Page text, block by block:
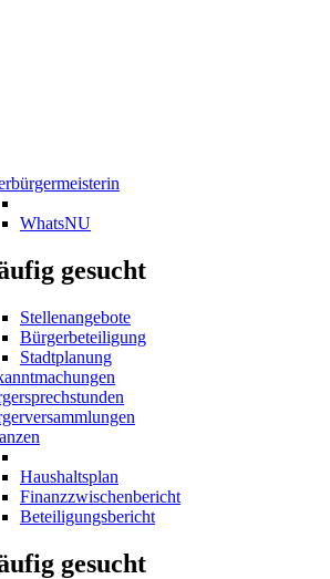
WhatsNU
gesucht
Stellenangebote
Bürgerbeteiligung
Stadtplanung
Haushaltsplan
Finanzzwischenbericht
Beteiligungsbericht
gesucht